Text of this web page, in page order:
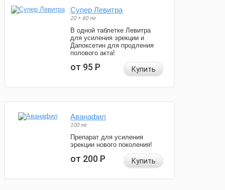
Супер Левитра
20 + 60 мг
В одной таблетке Левитра
для усиления эрекции и
Дапоксетин для продления
полового акта!
от 95Р Купить
Аванафил
100 мг
Препарат для усиления
эрекции нового поколения!
от 200Р Купить